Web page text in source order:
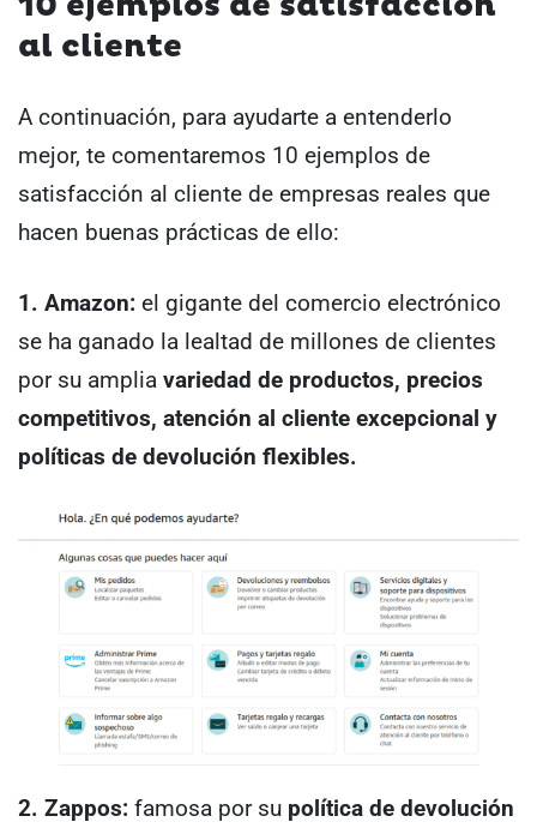
al cliente
A continuación, para ayudarte a entenderlo
mejor, te comentaremos 10 ejemplos de
satisfacción al cliente de empresas reales que
hacen buenas prácticas de ello:
1. Amazon: el gigante del comercio electrónico
se ha ganado la lealtad de millones de clientes
por su amplia variedad de productos, precios
competitivos, atención al cliente excepcional y
políticas de devolución flexibles.
2. Zappos: famosa por su política de devolución